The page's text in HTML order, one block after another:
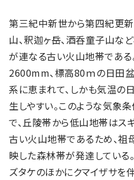
第三紀中新世から第四紀更
山、釈迦ヶ岳、酒呑童子山
が連なる古い火山地帯であ
2600mm、標高80ｍの日田
系に恵まれて、しかも気温の
生しやすい。このような気象
で、丘陵帯から低山地帯はス
古い火山地帯であるため、祖
映した森林帯が発達している
ズタケのほかにクマイザサを